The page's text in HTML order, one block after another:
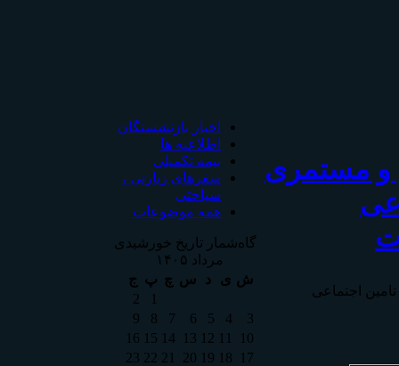
و مستمری
اجتماعی
اخبار بازنشستگان
اطلاعیه ها
بیمه تکمیلی
سفرهای زیارتی ،
سیاحتی
همه موضوعات
گاه‌شمار تاریخ خورشیدی
مرداد ۱۴۰۵
ش ی د س چ پ ج
1
2
3
4
5
6
7
8
9
10
11
12
13
14
15
16
17
18
19
20
21
22
23